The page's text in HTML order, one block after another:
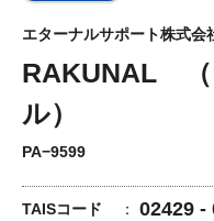
エターナルサポート株式会
RAKUNAL （
ル）
PA−9599
TAISコード 02429 -